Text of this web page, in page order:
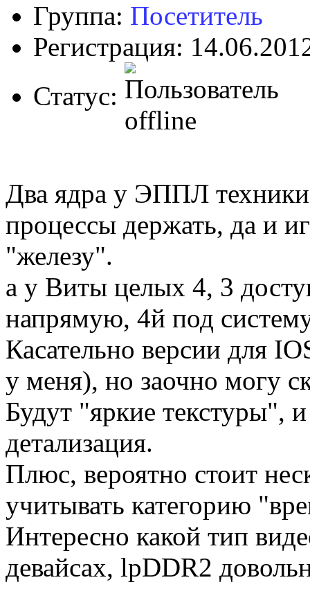
Группа: Посетитель
Регистрация:
Статус:
Два ядра у ЭППЛ
процессы держать, да и
"железу".
а у Виты целых 4, 3
напрямую, 4й под
Касательно версии для
у меня), но заочно могу
Будут "яркие текстуры",
детализация.
Плюс, вероятно стоит
учитывать категорию
Интересно какой тип
девайсах, lpDDR2